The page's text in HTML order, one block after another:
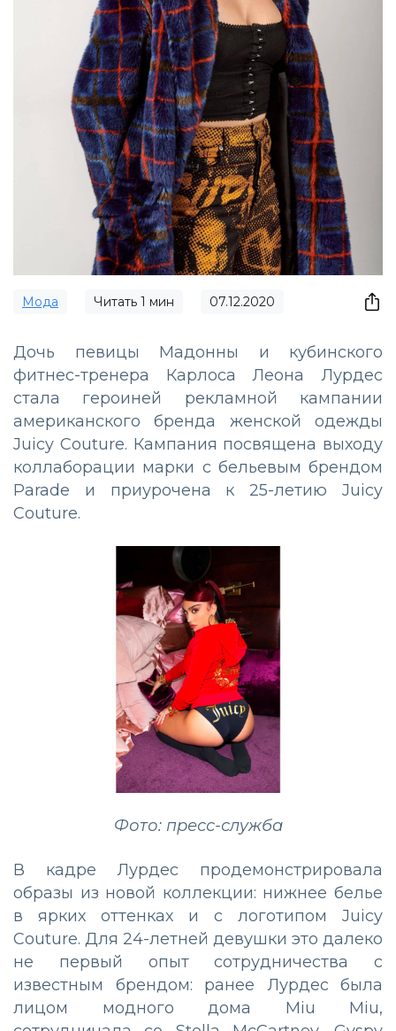
Мода Читать 1 мин 07.12.2020
Дочь певицы Мадонны и кубинского
фитнес-тренера Карлоса Леона Лурдес
стала героиней рекламной кампании
американского бренда женской одежды
Juicy Couture. Кампания посвящена выходу
коллаборации марки с бельевым брендом
Parade и приурочена к 25-летию Juicy
Couture.
Фото: пресс-служба
В кадре Лурдес продемонстрировала
образы из новой коллекции: нижнее белье
в ярких оттенках и с логотипом Juicy
Couture. Для 24-летней девушки это далеко
не первый опыт сотрудничества с
известным брендом: ранее Лурдес была
лицом модного дома Miu Miu,